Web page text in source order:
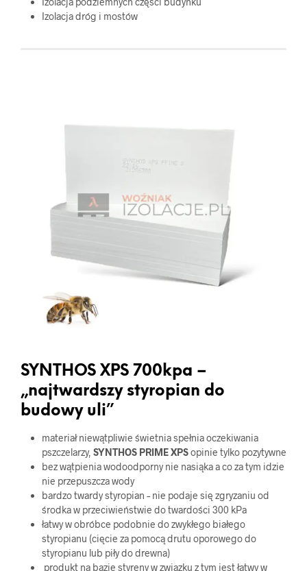
Izolacja dróg i mostów
SYNTHOS XPS 700kpa –
„najtwardszy styropian do
budowy uli”
materiał niewątpliwie świetnia spełnia oczekiwania
pszczelarzy, SYNTHOS PRIME XPSopinie tylko pozytywne
bez wątpienia wodoodporny nie nasiąka a co za tym idzie
nie przepuszcza wody
bardzo twardy styropian – nie podaje się zgryzaniu od
środka w przeciwieństwie do twardości 300 kPa
łatwy w obróbce podobnie do zwykłego białego
styropianu (cięcie za pomocą drutu oporowego do
styropianu lub piły do drewna)
produkt na bazie styreny w związku z tym jest łatwy w